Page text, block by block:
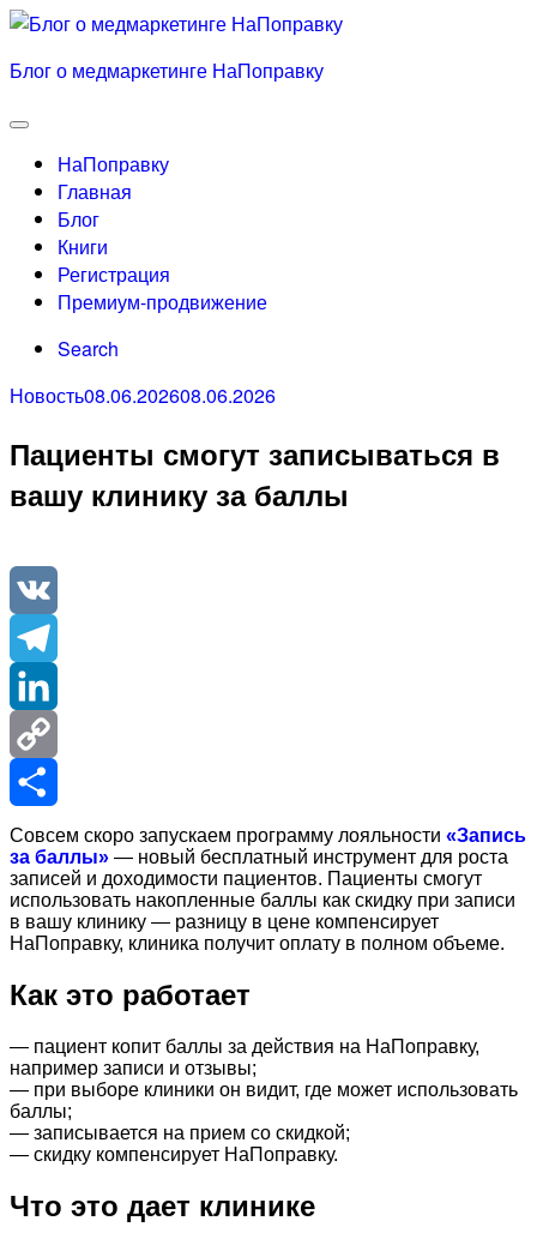
Skip
content
Блог о медмаркетинге НаПоправку
Menu
НаПоправку
Главная
Блог
Книги
Регистрация
Премиум-продвижение
Search
Categories
НовостьPosted
08.06.202608.06.2026
Пациенты смогут записываться в
вашу клинику за баллы
VK
Telegram
LinkedIn
Copy
Link
Отправить
Совсем скоро запускаем программу лояльности «Запись
за баллы» — новый бесплатный инструмент для роста
записей и доходимости пациентов. Пациенты смогут
использовать накопленные баллы как скидку при записи
в вашу клинику — разницу в цене компенсирует
НаПоправку, клиника получит оплату в полном объеме.
Как это работает
— пациент копит баллы за действия на НаПоправку,
например записи и отзывы;
— при выборе клиники он видит, где может использовать
баллы;
— записывается на прием со скидкой;
— скидку компенсирует НаПоправку.
Что это дает клинике